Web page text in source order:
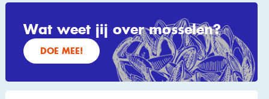
Wat weet jij over mosselen?
DOE MEE!